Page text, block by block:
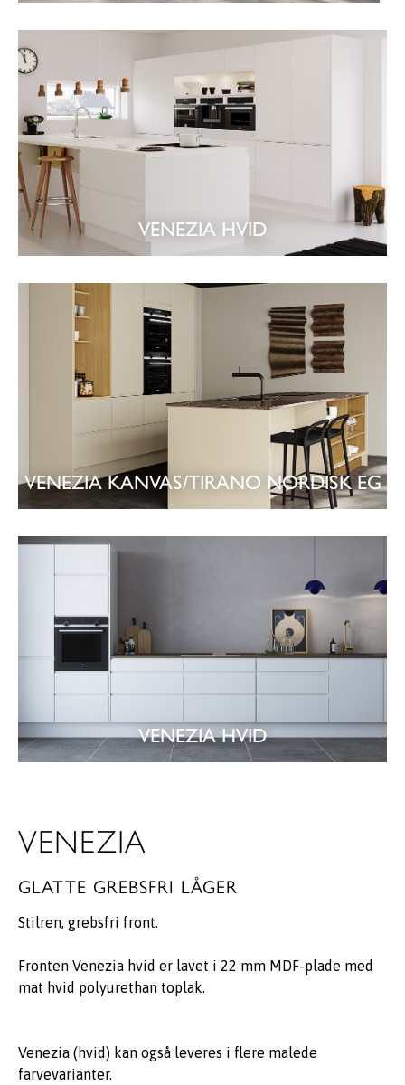
VENEZIA HVID
VENEZIA KANVAS/TIRANO NORDISK EG
VENEZIA HVID
VENEZIA
GLATTE GREBSFRI LÅGER
Stilren, grebsfri front.
Fronten Venezia hvid er lavet i 22 mm MDF-plade med
mat hvid polyurethan toplak.
Venezia (hvid) kan også leveres i flere malede
farvevarianter.